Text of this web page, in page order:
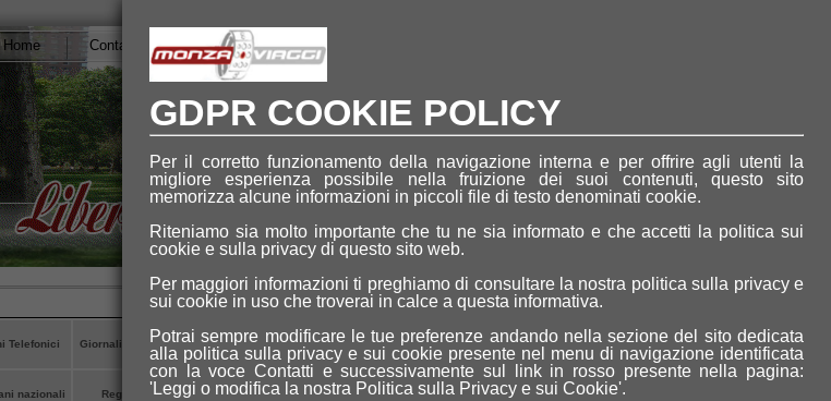
Home Contatti Preventivi Qualità Az.
Home / Link
Telefonici Giornali locali/nazionali Istituzioni Mappe
nazionali Regioni Italiane Sindacati TV locali/nazionali
GDPR COOKIE POLICY
Per il corretto funzionamento della navigazione interna e per offrire agli utenti la
migliore esperienza possibile nella fruizione dei suoi contenuti, questo sito
memorizza alcune informazioni in piccoli file di testo denominati cookie.
Riteniamo sia molto importante che tu ne sia informato e che accetti la politica sui
cookie e sulla privacy di questo sito web.
Per maggiori informazioni ti preghiamo di consultare la nostra politica sulla privacy e
sui cookie in uso che troverai in calce a questa informativa.
Potrai sempre modificare le tue preferenze andando nella sezione del sito dedicata
alla politica sulla privacy e sui cookie presente nel menu di navigazione identificata
con la voce Contatti e successivamente sul link in rosso presente nella pagina:
'Leggi o modifica la nostra Politica sulla Privacy e sui Cookie'.